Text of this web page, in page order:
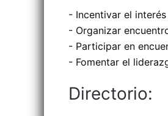
- Incentivar el
- Organizar
- Participar en
- Fomentar el
Directorio: